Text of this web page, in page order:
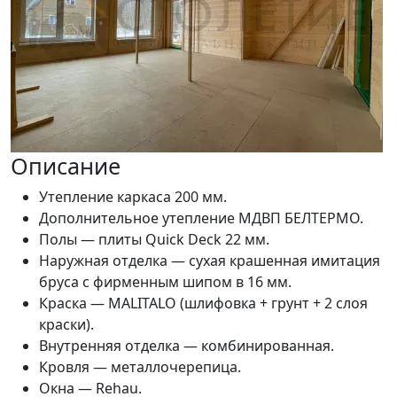
Описание
Утепление каркаса 200 мм.
Дополнительное утепление МДВП БЕЛТЕРМО.
Полы — плиты Quick Deck 22 мм.
Наружная отделка — сухая крашенная имитация
бруса с фирменным шипом в 16 мм.
Краска — MALITALO (шлифовка + грунт + 2 слоя
краски).
Внутренняя отделка — комбинированная.
Кровля — металлочерепица.
Окна — Rehau.